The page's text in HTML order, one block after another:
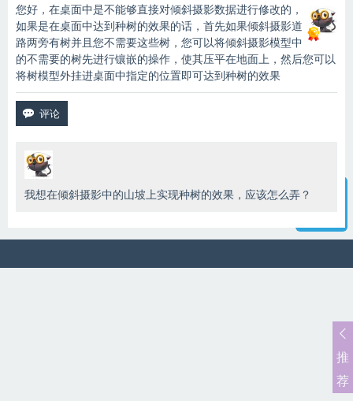
您好，在桌面中是不能够直接对倾斜摄影数据进行修改的，
如果是在桌面中达到种树的效果的话，首先如果倾斜摄影道
路两旁有树并且您不需要这些树，您可以将倾斜摄影模型中
的不需要的树先进行镶嵌的操作，使其压平在地面上，然后您可以
将树模型外挂进桌面中指定的位置即可达到种树的效果
我想在倾斜摄影中的山坡上实现种树的效果，应该怎么弄？